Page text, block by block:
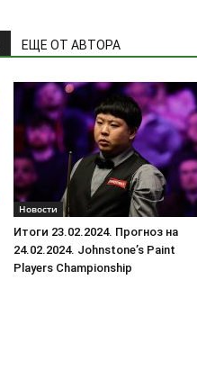
ЕЩЕ ОТ АВТОРА
Новости
Итоги 23.02.2024. Прогноз на
24.02.2024. Johnstone’s Paint
Players Championship